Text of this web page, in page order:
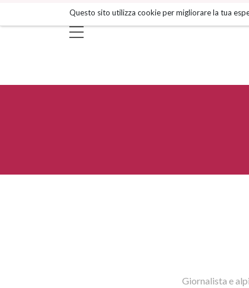
ai
contenuti.
|
Questo sito utilizza cookie per migliorare la tua
Giornalista e